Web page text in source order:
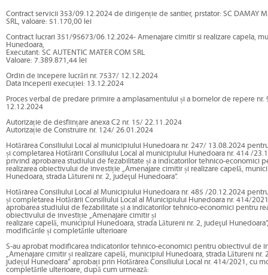
Contract servicii 353/09.12.2024 de dirigenție de santier, prstator: SC DAMAY
SRL, valoare: 51.170,00 lei
Contract lucrari 351/95673/06.12.2024- Amenajare cimitir si realizare capela,
Hunedoara,
Executant: SC AUTENTIC MATER COM SRL
Valoare: 7.389.871,44 lei
Ordin de incepere lucrări nr. 7537/ 12.12.2024
Data începerii execuției: 13.12.2024
Proces verbal de predare primire a amplasamentului și a bornelor de repere nr.
12.12.2024
Autorizație de desființare anexa C2 nr. 15/ 22.11.2024
Autorizație de Construire nr. 124/ 26.01.2024
Hotărârea Consiliului Local al municipiului Hunedoara nr. 247/ 13.08.2024
și completarea Hotărârii Consiliului Local al municipiului Hunedoara nr. 414 /
privind aprobarea studiului de fezabilitate și a indicatorilor tehnico-economici
realizarea obiectivului de investiție „Amenajare cimitir și realizare capelă,
Hunedoara, strada Lătureni nr. 2, judeţul Hunedoara”.
Hotărârea Consiliului Local al Municipiului Hunedoara nr. 485 /20.12.2024
și completarea Hotărârii Consiliului Local al Municipiului Hunedoara nr. 414/
aprobarea studiului de fezabilitate și a indicatorilor tehnico-economici pentru
obiectivului de investiție „Amenajare cimitir și
realizare capelă, municipiul Hunedoara, strada Lătureni nr. 2, judeţul
modificările și completările ulterioare
S-au aprobat modificarea indicatorilor tehnico-economici pentru obiectivul de
„Amenajare cimitir și realizare capelă, municipiul Hunedoara, strada Lătureni nr.
județul Hunedoara” aprobați prin Hotărârea Consiliului Local nr. 414/2021, cu
completările ulterioare, după cum urmează: